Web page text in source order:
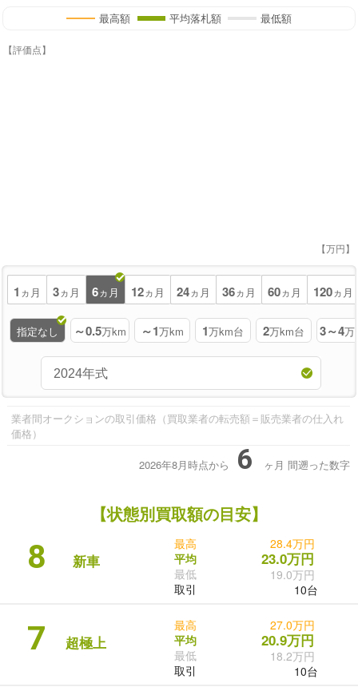
最高額 平均落札額 最低額
【評価点】
【万円】
1 ヵ月 3ヵ月 6ヵ月 12ヵ月 24ヵ月 36ヵ月 60ヵ月 120ヵ月
指定なし ～0.5万km ～1万km 1万km台 2万km台 3～4万
業者間オークションの取引価格（買取業者の転売額＝販売業者の仕入れ
価格）
2026年8月時点から 6 ヶ月 間遡った数字
【状態別買取額の目安】
8 新車
最高
平均
最低
取引
28.4万円
23.0万円
19.0万円
10台
7 超極上
最高
平均
最低
取引
27.0万円
20.9万円
18.2万円
10台